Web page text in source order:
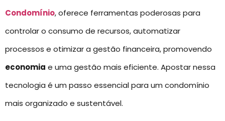
Condomínio, oferece ferramentas poderosas para
controlar o consumo de recursos, automatizar
processos e otimizar a gestão financeira, promovendo
economia e uma gestão mais eficiente. Apostar nessa
tecnologia é um passo essencial para um condomínio
mais organizado e sustentável.